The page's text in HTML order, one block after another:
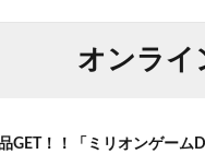
オンライ
GET！！「ミリオンゲーム